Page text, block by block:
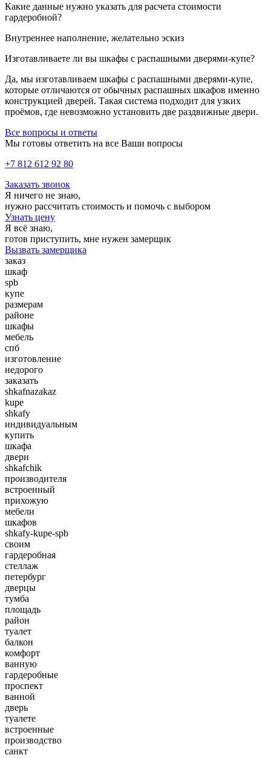
Какие данные нужно указать для расчета стоимости
гардеробной?
Внутреннее наполнение, желательно эскиз
Изготавливаете ли вы шкафы с распашными дверями-купе?
Да, мы изготавливаем шкафы с распашными дверями-купе,
которые отличаются от обычных распашных шкафов именно
конструкцией дверей. Такая система подходит для узких
проёмов, где невозможно установить две раздвижные двери.
Все вопросы и ответы
Мы готовы ответить на все Ваши вопросы
+7 812 612 92 80
Заказать звонок
Я ничего не знаю,
нужно рассчитать стоимость и помочь с выбором
Узнать цену
Я всё знаю,
готов приступить, мне нужен замерщик
Вызвать замерщика
заказ
шкаф
spb
купе
размерам
районе
шкафы
мебель
спб
изготовление
недорого
заказать
shkafnazakaz
kupe
shkafy
индивидуальным
купить
шкафа
двери
shkafchik
производителя
встроенный
прихожую
мебели
шкафов
shkafy-kupe-spb
своим
гардеробная
стеллаж
петербург
дверцы
тумба
площадь
район
туалет
балкон
комфорт
ванную
гардеробные
проспект
ванной
дверь
туалете
встроенные
производство
санкт